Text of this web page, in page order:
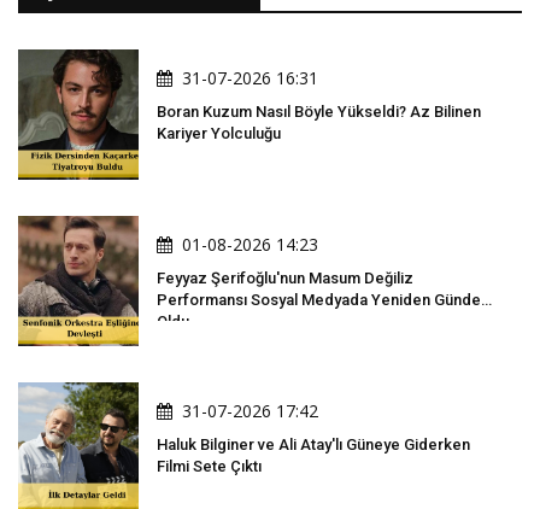
31-07-2026 16:31
Boran Kuzum Nasıl Böyle Yükseldi? Az Bilinen
Kariyer Yolculuğu
01-08-2026 14:23
Feyyaz Şerifoğlu'nun Masum Değiliz
Performansı Sosyal Medyada Yeniden Gündem
Oldu
31-07-2026 17:42
Haluk Bilginer ve Ali Atay'lı Güneye Giderken
Filmi Sete Çıktı